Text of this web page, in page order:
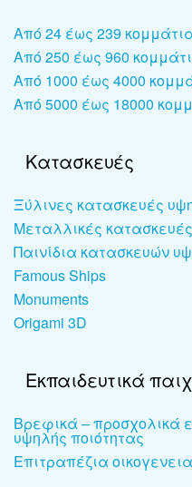
Από 24 έως 239
Από 250 έως 960
Από 1000 έως 4000
Από 5000 έως 18000
Κατασκευές
Ξύλινες κατασκευές
Μεταλλικές κατασκευές
Παινίδια κατασκευών
Famous Ships
Monuments
Origami 3D
Εκπαιδευτικά
Βρεφικά – προσχολικά
υψηλής ποιότητας
Επιτραπέζια